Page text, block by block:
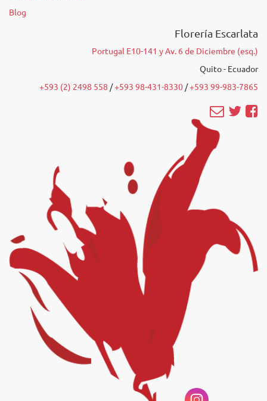
Blog
Florería Escarlata
Portugal E10-141 y Av. 6 de Diciembre (esq.)
Quito - Ecuador
+593 (2) 2498 558 /‭+593 98-431-8330 ‬ /‭+593 99-983-7865‬